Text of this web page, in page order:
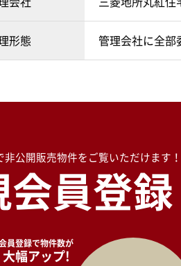
形態 管理会社に全部
公開販売物件をご覧いただけます！
員登録
員登録で物件数が
大幅アップ!